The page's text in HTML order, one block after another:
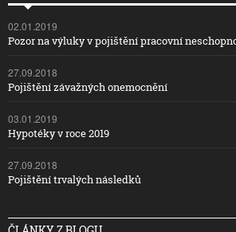
02.01.2019
Pozor na výluky v pojištění pracovní
27.09.2018
Pojištění závažných onemocnění
03.01.2019
Hypotéky v roce 2019
27.09.2018
Pojištění trvalých následků